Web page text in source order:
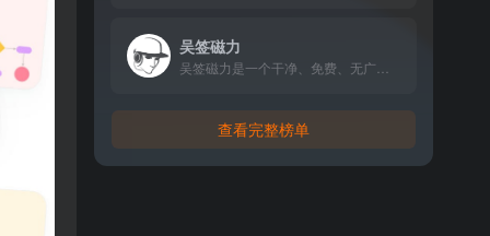
吴签磁力
查看完整榜单